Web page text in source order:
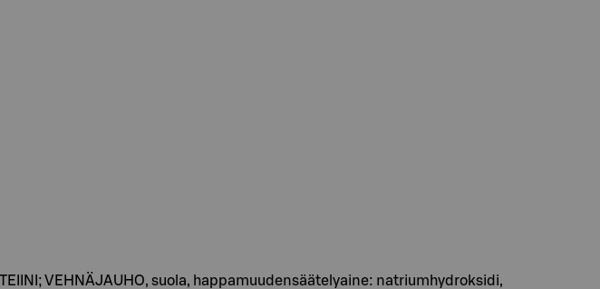
VEHNÄJAUHO, suola, happamuudensäätelyaine: natriumhydroksidi,